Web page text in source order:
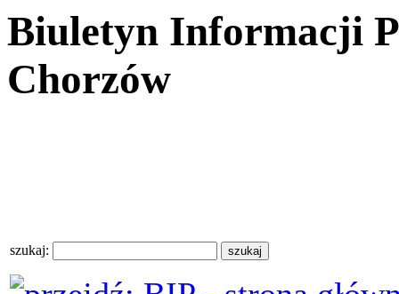
Biuletyn Informacji
Chorzów
szukaj: